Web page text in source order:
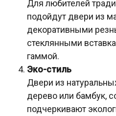
Для любителей
подойдут двери из
декоративными
стеклянными
гаммой.
Эко-стиль
Двери из
дерево или бамбук,
подчеркивают